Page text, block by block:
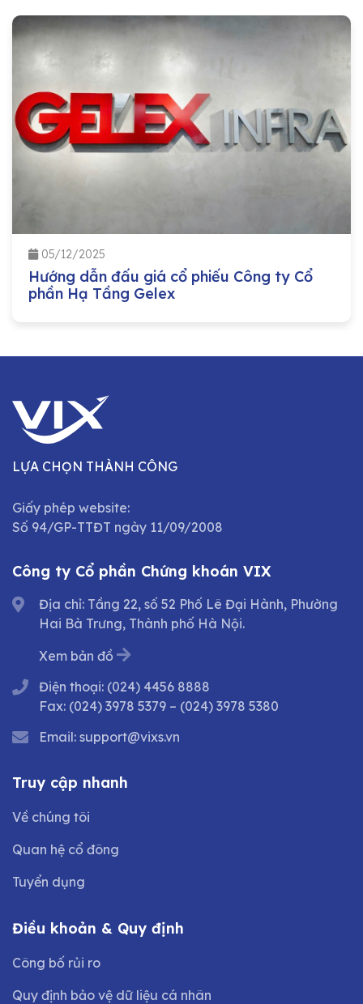
05/12/2025
Hướng dẫn đấu giá cổ phiếu Công ty Cổ
phần Hạ Tầng Gelex
LỰA CHỌN THÀNH CÔNG
Giấy phép website:
Số 94/GP-TTĐT ngày 11/09/2008
Công ty Cổ phần Chứng khoán VIX
Địa chỉ: Tầng 22, số 52 Phố Lê Đại Hành, Phường
Hai Bà Trưng, Thành phố Hà Nội.
Xem bản đồ
Điện thoại: (024) 4456 8888
Fax: (024) 3978 5379 – (024) 3978 5380
Email: support@vixs.vn
Truy cập nhanh
Về chúng tôi
Quan hệ cổ đông
Tuyển dụng
Điều khoản & Quy định
Công bố rủi ro
Quy định bảo vệ dữ liệu cá nhân